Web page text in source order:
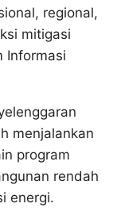
regional,
mitigasi
Informasi
menjalankan
program
rendah
energi.